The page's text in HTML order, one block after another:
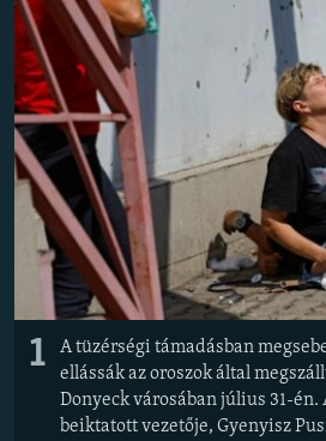
A MÚLT TANULSÁGAI
KÖVESSEN MINKET!
Valamennyi RFE/RL weboldal
1
A tüzérségi támadásban
ellássák az oroszok által
Donyeck városában július 31-
beiktatott vezetője, Gyenyisz